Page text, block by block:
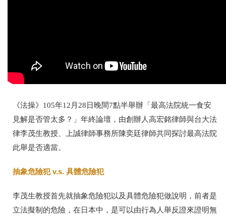
《法操》105年12月28日晚間7點半舉辦「最高法院統一食安
見解是否管太多？」年終論壇， 由創辦人高宏銘律師與台大法
律李茂生教授、上誠律師事務所陳奕廷律師共同探討最高法院
此舉是否適當。
抽象危險犯 v.s. 具體危險犯
李茂生教授首先就抽象危險犯以及具體危險犯做說明，前者是
立法擬制的危險，在日本中，是可以由行為人舉反證來證明無